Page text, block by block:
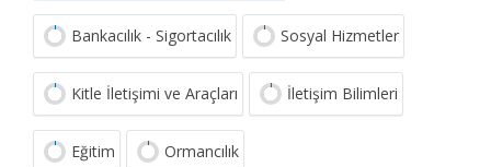
Bankacılık - Sigortacılık Sosyal Hizmetler
Kitle İletişimi ve Araçları İletişim Bilimleri
Eğitim Ormancılık